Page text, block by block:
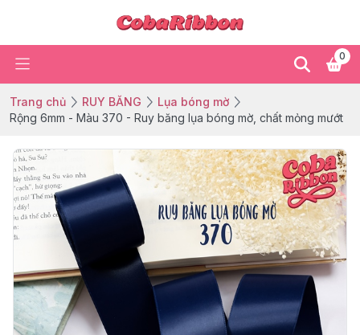
0
Trang chủ RUY BĂNG
Lụa bóng mờ
Rộng 6mm - Màu 370 - Ruy băng lụa bóng mờ, chất mỏng mướt